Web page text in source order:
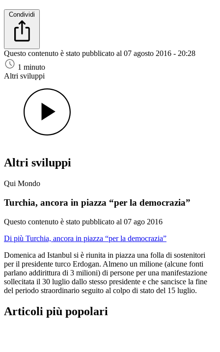
Condividi
Questo contenuto è stato pubblicato al 07 agosto 2016 - 20:28
1 minuto
Altri sviluppi
Altri sviluppi
Qui Mondo
Turchia, ancora in piazza “per la democrazia”
Questo contenuto è stato pubblicato al 07 ago 2016
Di più Turchia, ancora in piazza “per la democrazia”
Domenica ad Istanbul si è riunita in piazza una folla di sostenitori
per il presidente turco Erdogan. Almeno un milione (alcune fonti
parlano addirittura di 3 milioni) di persone per una manifestazione
sollecitata il 30 luglio dallo stesso presidente e che sancisce la fine
del periodo straordinario seguito al colpo di stato del 15 luglio.
Articoli più popolari